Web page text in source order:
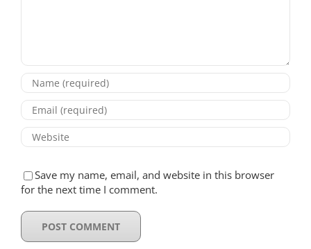
Save my name, email, and website in this browser
for the next time I comment.